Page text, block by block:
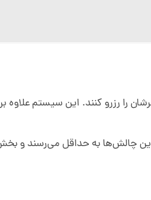
را رزرو کنند. این سیستم علاوه
چالش‌ها به حداقل می‌رسند و بخش